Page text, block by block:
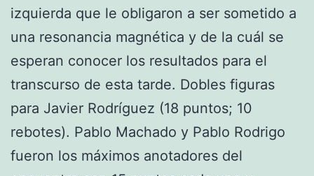
izquierda que le obligaron a ser sometido a
una resonancia magnética y de la cuál se
esperan conocer los resultados para el
transcurso de esta tarde. Dobles figuras
para Javier Rodríguez (18 puntos; 10
rebotes). Pablo Machado y Pablo Rodrigo
fueron los máximos anotadores del